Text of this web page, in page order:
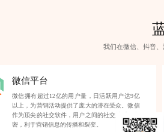
我们在微信、抖音
微信平台
微信拥有超过12亿的用户量，日活跃用户达9亿
以上，为营销活动提供了庞大的潜在受众。微信
作为顶尖的社交软件，用户之间的社交关系链紧
密，利于营销信息的传播和裂变。